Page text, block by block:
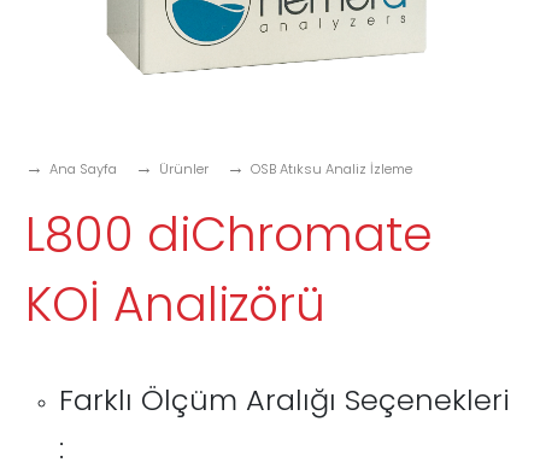
Ana Sayfa Ürünler OSB Atıksu Analiz İzleme
L800 diChromate
KOİ Analizörü
Farklı Ölçüm Aralığı Seçenekleri
: